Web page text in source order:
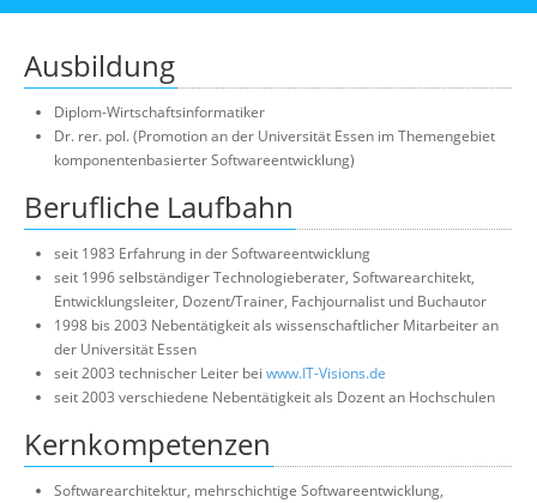
Wissen
Über uns
Ausbildung
Diplom-Wirtschaftsinformatiker
Dr. rer. pol. (Promotion an der Universität Essen im Themengebiet
komponentenbasierter Softwareentwicklung)
Berufliche Laufbahn
seit 1983 Erfahrung in der Softwareentwicklung
seit 1996 selbständiger Technologieberater, Softwarearchitekt,
Entwicklungsleiter, Dozent/Trainer, Fachjournalist und Buchautor
1998 bis 2003 Nebentätigkeit als wissenschaftlicher Mitarbeiter an
der Universität Essen
seit 2003 technischer Leiter bei www.IT-Visions.de
seit 2003 verschiedene Nebentätigkeit als Dozent an Hochschulen
Kernkompetenzen
Softwarearchitektur, mehrschichtige Softwareentwicklung,